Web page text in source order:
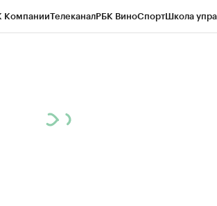
КомпанииТелеканалРБК ВиноСпортШкола